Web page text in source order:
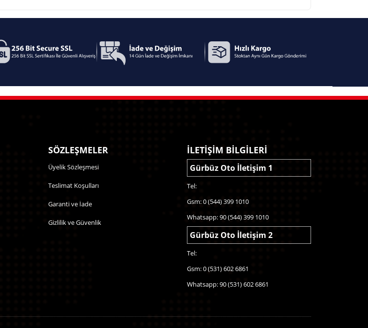
SÖZLEŞMELER
Üyelik Sözleşmesi
Teslimat Koşulları
Garanti ve İade
Gizlilik ve Güvenlik
İLETİŞİM BİLGİLERİ
Gürbüz Oto İletişim 1
Tel:
Gsm: 0 (544) 399 1010
Whatsapp: 90 (544) 399 1010
Gürbüz Oto İletişim 2
Tel:
Gsm: 0 (531) 602 6861
Whatsapp: 90 (531) 602 6861